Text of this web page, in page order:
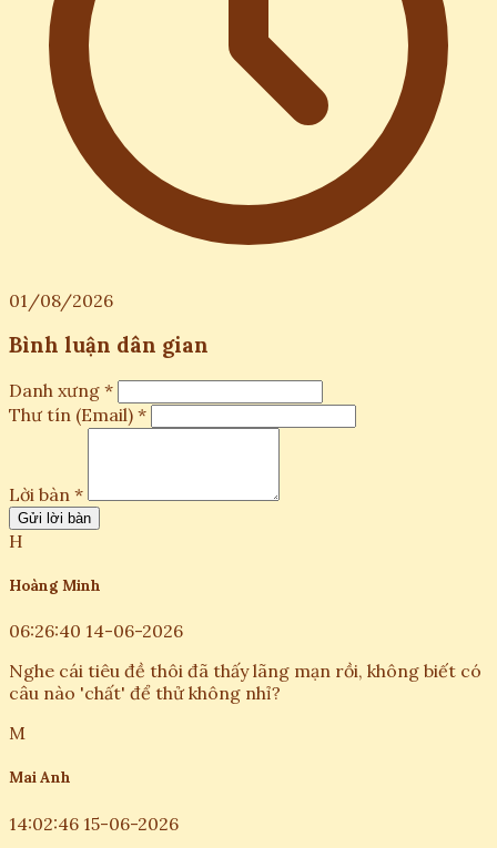
01/08/2026
Bình luận dân gian
Danh xưng *
Thư tín (Email) *
Lời bàn *
Gửi lời bàn
H
Hoàng Minh
06:26:40 14-06-2026
Nghe cái tiêu đề thôi đã thấy lãng mạn rồi, không biết có
câu nào 'chất' để thử không nhỉ?
M
Mai Anh
14:02:46 15-06-2026